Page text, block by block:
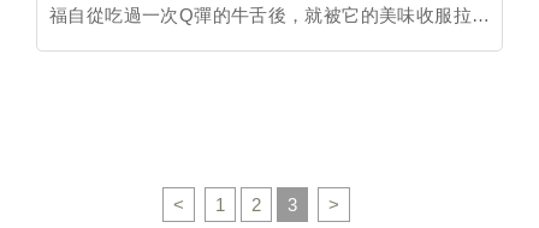
福自從吃過一次Q彈的牛舌後，就被它的美味收服拉🤤
一的善治郎🎊 不同於一般的鐵路便當，此款為加熱式便
當，仔細查看便可發現包裝側面有一條長線，將線拉開
< 1 2 3 >